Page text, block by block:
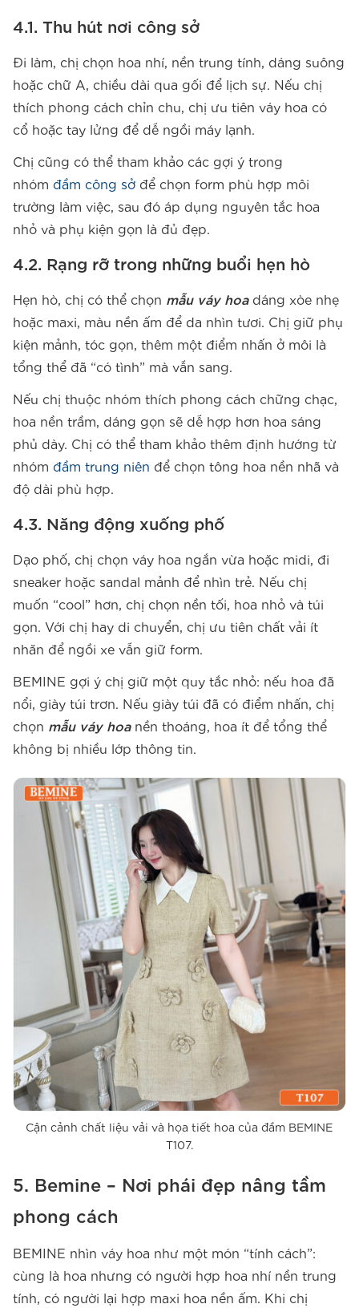
4.1. Thu hút nơi công sở
Đi làm, chị chọn hoa nhí, nền trung tính, dáng suông
hoặc chữ A, chiều dài qua gối để lịch sự. Nếu chị
thích phong cách chỉn chu, chị ưu tiên váy hoa có
cổ hoặc tay lửng để dễ ngồi máy lạnh.
Chị cũng có thể tham khảo các gợi ý trong
nhóm đầm công sở để chọn form phù hợp môi
trường làm việc, sau đó áp dụng nguyên tắc hoa
nhỏ và phụ kiện gọn là đủ đẹp.
4.2. Rạng rỡ trong những buổi hẹn hò
Hẹn hò, chị có thể chọn mẫu váy hoadáng xòe nhẹ
hoặc maxi, màu nền ấm để da nhìn tươi. Chị giữ phụ
kiện mảnh, tóc gọn, thêm một điểm nhấn ở môi là
tổng thể đã “có tình” mà vẫn sang.
Nếu chị thuộc nhóm thích phong cách chững chạc,
hoa nền trầm, dáng gọn sẽ dễ hợp hơn hoa sáng
phủ dày. Chị có thể tham khảo thêm định hướng từ
nhóm đầm trung niên để chọn tông hoa nền nhã và
độ dài phù hợp.
4.3. Năng động xuống phố
Dạo phố, chị chọn váy hoa ngắn vừa hoặc midi, đi
sneaker hoặc sandal mảnh để nhìn trẻ. Nếu chị
muốn “cool” hơn, chị chọn nền tối, hoa nhỏ và túi
gọn. Với chị hay di chuyển, chị ưu tiên chất vải ít
nhăn để ngồi xe vẫn giữ form.
BEMINE gợi ý chị giữ một quy tắc nhỏ: nếu hoa đã
nổi, giày túi trơn. Nếu giày túi đã có điểm nhấn, chị
chọn mẫu váy hoanền thoáng, hoa ít để tổng thể
không bị nhiều lớp thông tin.
Cận cảnh chất liệu vải và họa tiết hoa của đầm BEMINE
T107.
5. Bemine – Nơi phái đẹp nâng tầm
phong cách
BEMINE nhìn váy hoa như một món “tính cách”:
cùng là hoa nhưng có người hợp hoa nhí nền trung
tính, có người lại hợp maxi hoa nền ấm. Khi chị